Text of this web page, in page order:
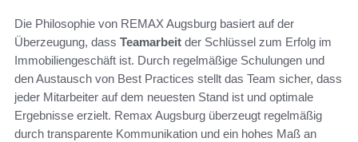
Die Philosophie von REMAX Augsburg basiert auf der
Überzeugung, dass Teamarbeit der Schlüssel zum Erfolg im
Immobiliengeschäft ist. Durch regelmäßige Schulungen und
den Austausch von Best Practices stellt das Team sicher, dass
jeder Mitarbeiter auf dem neuesten Stand ist und optimale
Ergebnisse erzielt. Remax Augsburg überzeugt regelmäßig
durch transparente Kommunikation und ein hohes Maß an